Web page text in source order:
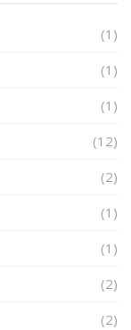
(1)
(1)
(1)
(12)
(2)
(1)
(1)
(2)
(2)